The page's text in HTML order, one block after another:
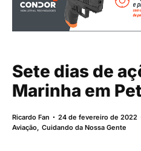
Sete dias de
Marinha em
Ricardo Fan
24 de fevereiro de 2022
Aviação,Cuidando da Nossa Gente